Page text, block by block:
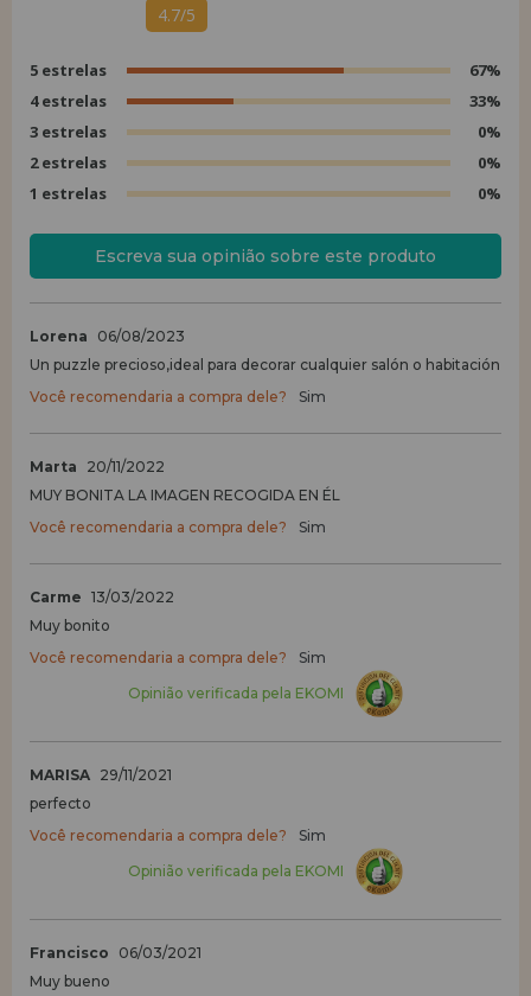
4.7/5
5 estrelas
67%
4 estrelas
33%
3 estrelas
0%
2 estrelas
0%
1 estrelas
0%
Escreva sua opinião sobre este produto
Lorena
06/08/2023
Un puzzle precioso,ideal para decorar cualquier salón o habitación
Você recomendaria a compra dele?
Sim
Marta
20/11/2022
MUY BONITA LA IMAGEN RECOGIDA EN ÉL
Você recomendaria a compra dele?
Sim
Carme 13/03/2022
Muy bonito
Você recomendaria a compra dele?
Sim
Opinião verificada pela EKOMI
MARISA 29/11/2021
perfecto
Você recomendaria a compra dele?
Sim
Opinião verificada pela EKOMI
Francisco
06/03/2021
Muy bueno